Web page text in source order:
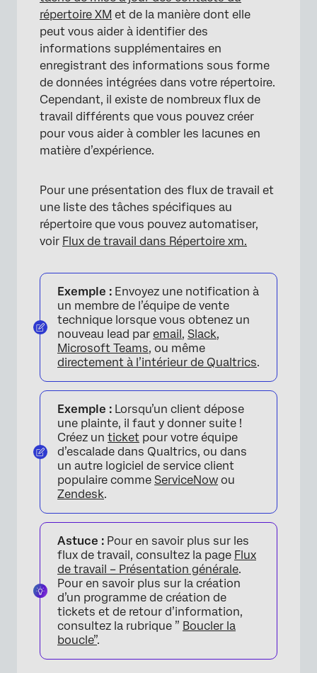
répertoire XM et de la manière dont elle
peut vous aider à identifier des
informations supplémentaires en
enregistrant des informations sous forme
de données intégrées dans votre répertoire.
Cependant, il existe de nombreux flux de
travail différents que vous pouvez créer
pour vous aider à combler les lacunes en
matière d’expérience.
Pour une présentation des flux de travail et
une liste des tâches spécifiques au
répertoire que vous pouvez automatiser,
voir Flux de travail dans Répertoire xm.
Exemple : Envoyez une notification à
un membre de l’équipe de vente
technique lorsque vous obtenez un
nouveau lead par email, Slack,
Microsoft Teams, ou même
directement à l’intérieur de Qualtrics.
Exemple : Lorsqu’un client dépose
une plainte, il faut y donner suite !
Créez un ticket pour votre équipe
d’escalade dans Qualtrics, ou dans
un autre logiciel de service client
populaire comme ServiceNow ou
Zendesk.
Astuce : Pour en savoir plus sur les
flux de travail, consultez la page Flux
de travail – Présentation générale.
Pour en savoir plus sur la création
d’un programme de création de
tickets et de retour d’information,
consultez la rubrique ” Boucler la
boucle”.